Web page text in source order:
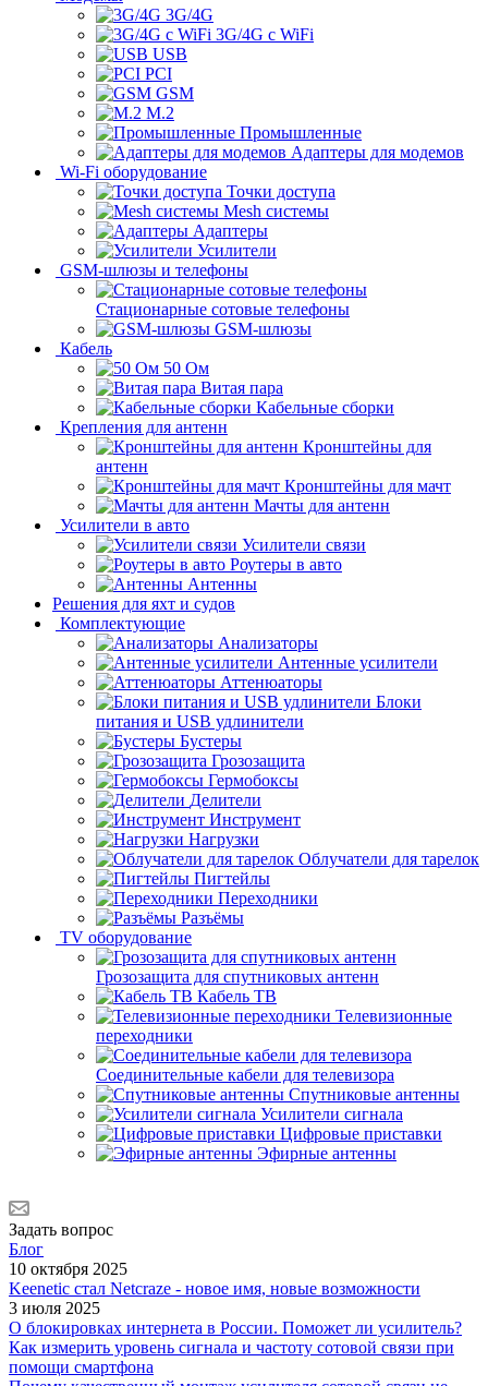
3G/4G
3G/4G с WiFi
USB
PCI
GSM
M.2
Промышленные
Адаптеры для модемов
Wi-Fi оборудование
Точки доступа
Mesh системы
Адаптеры
Усилители
GSM-шлюзы и телефоны
Стационарные сотовые телефоны
GSM-шлюзы
Кабель
50 Ом
Витая пара
Кабельные сборки
Крепления для антенн
Кронштейны для
антенн
Кронштейны для мачт
Мачты для антенн
Усилители в авто
Усилители связи
Роутеры в авто
Антенны
Решения для яхт и судов
Комплектующие
Анализаторы
Антенные усилители
Аттенюаторы
Блоки
питания и USB удлинители
Бустеры
Грозозащита
Гермобоксы
Делители
Инструмент
Нагрузки
Облучатели для тарелок
Пигтейлы
Переходники
Разъёмы
TV оборудование
Грозозащита для спутниковых антенн
Кабель ТВ
Телевизионные
переходники
Соединительные кабели для телевизора
Спутниковые антенны
Усилители сигнала
Цифровые приставки
Эфирные антенны
Задать вопрос
Блог
10 октября 2025
Keenetic стал Netcraze - новое имя, новые возможности
3 июля 2025
О блокировках интернета в России. Поможет ли усилитель?
Как измерить уровень сигнала и частоту сотовой связи при
помощи смартфона